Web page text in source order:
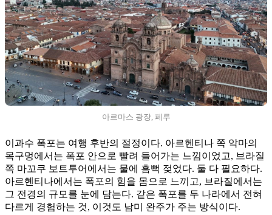
아르마스 광장, 페루
이과수 폭포는 여행 후반의 절정이다. 아르헨티나 쪽 악마의
목구멍에서는 폭포 안으로 빨려 들어가는 느낌이었고, 브라질
쪽 마꼬쿠 보트투어에서는 물에 흠뻑 젖었다. 둘 다 필요하다.
아르헨티나에서는 폭포의 힘을 몸으로 느끼고, 브라질에서는
그 전경의 규모를 눈에 담는다. 같은 폭포를 두 나라에서 전혀
다르게 경험하는 것, 이것도 남미 완주가 주는 방식이다.